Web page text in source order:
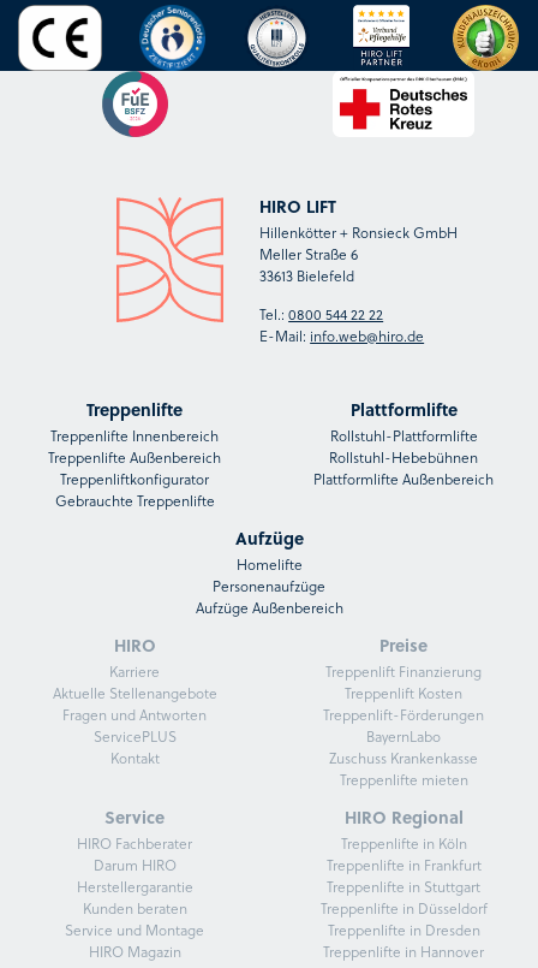
HIRO LIFT
Hillenkötter + Ronsieck GmbH
Meller Straße 6
33613 Bielefeld
Tel.:0800 544 22 22
E-Mail: info.web@hiro.de
Treppenlifte
Treppenlifte Innenbereich
Treppenlifte Außenbereich
Treppenliftkonfigurator
Gebrauchte Treppenlifte
Plattformlifte
Rollstuhl-Plattformlifte
Rollstuhl-Hebebühnen
Plattformlifte Außenbereich
Aufzüge
Homelifte
Personenaufzüge
Aufzüge Außenbereich
HIRO
Karriere
Aktuelle Stellenangebote
Fragen und Antworten
ServicePLUS
Kontakt
Preise
Treppenlift Finanzierung
Treppenlift Kosten
Treppenlift-Förderungen
BayernLabo
Zuschuss Krankenkasse
Treppenlifte mieten
Service
HIRO Fachberater
Darum HIRO
Herstellergarantie
Kunden beraten
Service und Montage
HIRO Magazin
HIRO Regional
Treppenlifte in Köln
Treppenlifte in Frankfurt
Treppenlifte in Stuttgart
Treppenlifte in Düsseldorf
Treppenlifte in Dresden
Treppenlifte in Hannover